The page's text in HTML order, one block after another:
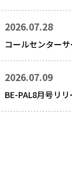
2026.07.28
コールセンター
2026.07.09
BE-PAL8月号リリ